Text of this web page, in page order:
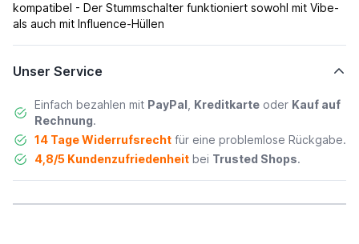
kompatibel - Der Stummschalter funktioniert sowohl mit Vibe-
als auch mit Influence-Hüllen
Unser Service
Einfach bezahlen mit PayPal Kreditkarteoder Kauf auf
Rechnung.
14 Tage Widerrufsrechtfür eine problemlose Rückgabe.
4,8/5 Kundenzufriedenheitbei Trusted Shops.